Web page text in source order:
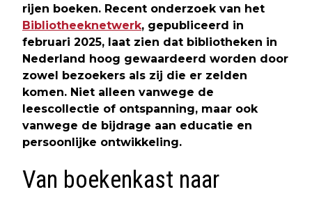
rijen boeken. Recent onderzoek van het
Bibliotheeknetwerk, gepubliceerd in
februari 2025, laat zien dat bibliotheken in
Nederland hoog gewaardeerd worden door
zowel bezoekers als zij die er zelden
komen. Niet alleen vanwege de
leescollectie of ontspanning, maar ook
vanwege de bijdrage aan educatie en
persoonlijke ontwikkeling.
Van boekenkast naar